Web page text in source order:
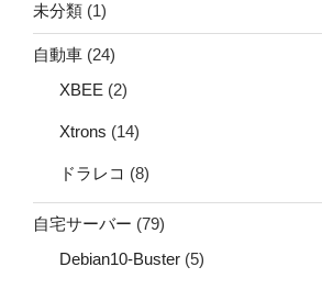
未分類 (1)
自動車 (24)
XBEE (2)
Xtrons (14)
ドラレコ (8)
自宅サーバー (79)
Debian10-Buster (5)